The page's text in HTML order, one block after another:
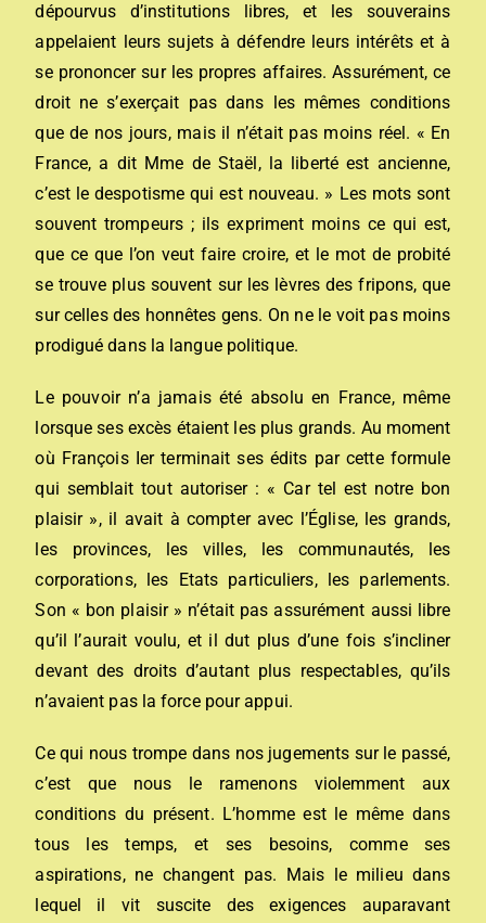
dépourvus d’institutions libres, et les souverains
appelaient leurs sujets à défendre leurs intérêts et à
se prononcer sur les propres affaires. Assurément, ce
droit ne s’exerçait pas dans les mêmes conditions
que de nos jours, mais il n’était pas moins réel. « En
France, a dit Mme de Staël, la liberté est ancienne,
c’est le despotisme qui est nouveau. » Les mots sont
souvent trompeurs ; ils expriment moins ce qui est,
que ce que l’on veut faire croire, et le mot de probité
se trouve plus souvent sur les lèvres des fripons, que
sur celles des honnêtes gens. On ne le voit pas moins
prodigué dans la langue politique.
Le pouvoir n’a jamais été absolu en France, même
lorsque ses excès étaient les plus grands. Au moment
où François Ier terminait ses édits par cette formule
qui semblait tout autoriser : « Car tel est notre bon
plaisir », il avait à compter avec l’Église, les grands,
les provinces, les villes, les communautés, les
corporations, les Etats particuliers, les parlements.
Son « bon plaisir » n’était pas assurément aussi libre
qu’il l’aurait voulu, et il dut plus d’une fois s’incliner
devant des droits d’autant plus respectables, qu’ils
n’avaient pas la force pour appui.
Ce qui nous trompe dans nos jugements sur le passé,
c’est que nous le ramenons violemment aux
conditions du présent. L’homme est le même dans
tous les temps, et ses besoins, comme ses
aspirations, ne changent pas. Mais le milieu dans
lequel il vit suscite des exigences auparavant